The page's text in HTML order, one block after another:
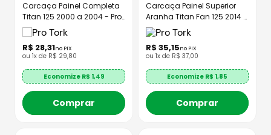
Carcaça Painel Completa
Titan 125 2000 a 2004 - Pro
Tork
R$ 28,31no PIX
ou 1x de R$ 29,80
Economize R$ 1,49
Comprar
Carcaça Painel Superior
Aranha Titan Fan 125 2014 a
2016
R$ 35,15no PIX
ou 1x de R$ 37,00
Economize R$ 1,85
Comprar